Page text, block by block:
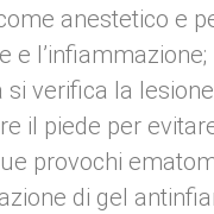
anestetico e
e l’infiammazione;
si verifica la
il piede per
provochi
di gel